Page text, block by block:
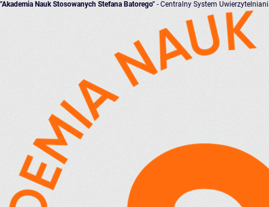
"Akademia Nauk Stosowanych Stefana Batorego" - Centralny System